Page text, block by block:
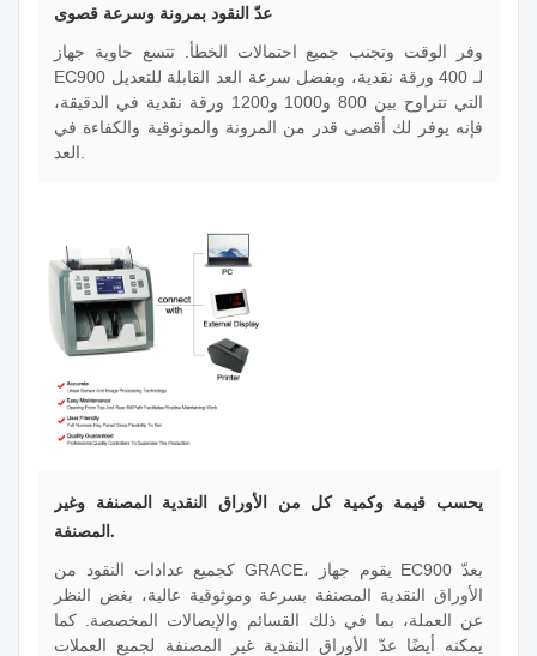
عدّ النقود بمرونة وسرعة قصوى
وفر الوقت وتجنب جميع احتمالات الخطأ. تتسع حاوية جهاز
EC900 لـ 400 ورقة نقدية، وبفضل سرعة العد القابلة للتعديل
التي تتراوح بين 800 و1000 و1200 ورقة نقدية في الدقيقة،
فإنه يوفر لك أقصى قدر من المرونة والموثوقية والكفاءة في
العد.
يحسب قيمة وكمية كل من الأوراق النقدية المصنفة وغير
المصنفة.
كجميع عدادات النقود من GRACE، يقوم جهاز EC900 بعدّ
الأوراق النقدية المصنفة بسرعة وموثوقية عالية، بغض النظر
عن العملة، بما في ذلك القسائم والإيصالات المخصصة. كما
يمكنه أيضًا عدّ الأوراق النقدية غير المصنفة لجميع العملات